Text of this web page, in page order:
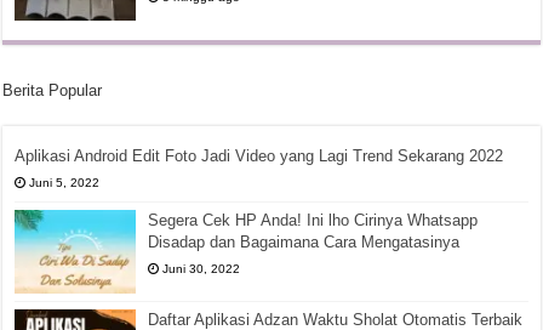
Berita Popular
Aplikasi Android Edit Foto Jadi Video yang Lagi Trend Sekarang 2022
Juni 5, 2022
Segera Cek HP Anda! Ini lho Cirinya Whatsapp
Disadap dan Bagaimana Cara Mengatasinya
Juni 30, 2022
Daftar Aplikasi Adzan Waktu Sholat Otomatis Terbaik